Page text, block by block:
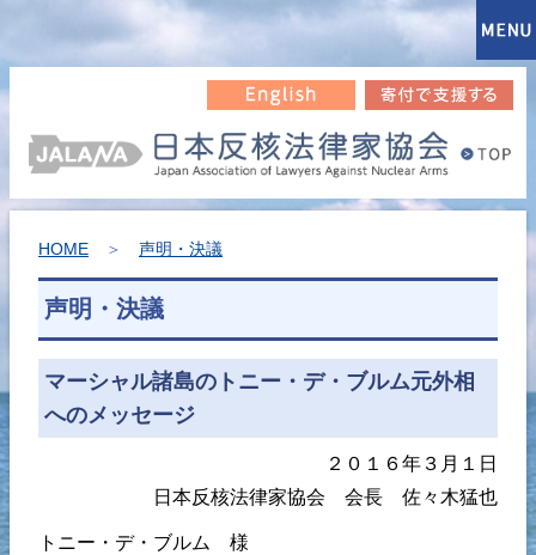
HOME ＞ 声明・決議
声明・決議
マーシャル諸島のトニー・デ・ブルム元外相
へのメッセージ
２０１６年３月１日
日本反核法律家協会 会長 佐々木猛也
トニー・デ・ブルム 様